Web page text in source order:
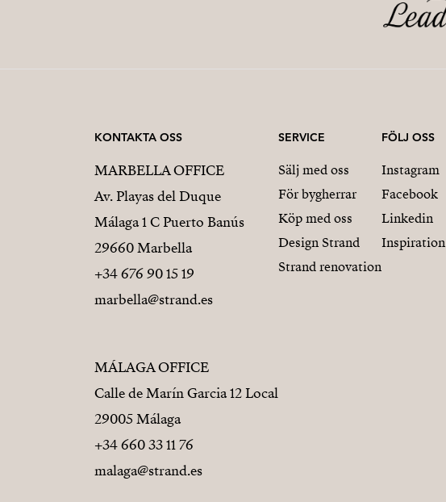
KONTAKTA OSS
MARBELLA OFFICE
Av. Playas del Duque
Málaga 1 C Puerto Banús
29660 Marbella
+34 676 90 15 19
marbella@strand.es
MÁLAGA OFFICE
Calle de Marín Garcia 12 Local
29005 Málaga
+34 660 33 11 76
malaga@strand.es
SERVICE
Sälj med oss
För bygherrar
Köp med oss
Design Strand
Strand renovation
FÖLJ OSS
Instagram
Facebook
Linkedin
Inspiration